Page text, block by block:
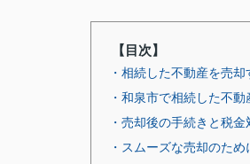
【目次】
・相続した不動産を売
・和泉市で相続した不
・売却後の手続きと税
・スムーズな売却のた